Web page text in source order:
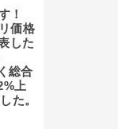
！
価格
した
総合
上
た。